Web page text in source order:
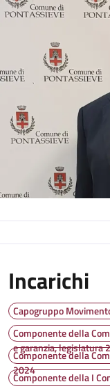
Incarichi
Capogruppo
Componente della
e garanzia, legislatura
Componente della
2024
Componente della I